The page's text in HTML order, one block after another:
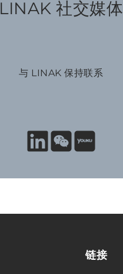
LINAK 社交媒体
与 LINAK 保持联系
链接